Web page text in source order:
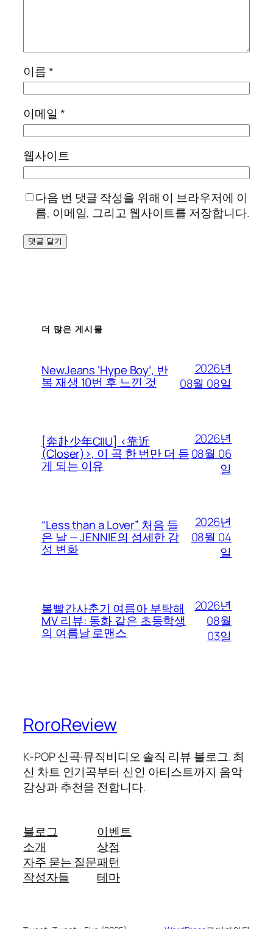
이름*
이메일 *
웹사이트
다음 번 댓글 작성을 위해 이 브라우저에 이
름, 이메일, 그리고 웹사이트를 저장합니다.
더 많은 게시물
NewJeans ‘Hype Boy’, 반
복 재생 10번 후 느낀 것
2026년
08월 08일
[奔赴少年CIIU] <靠近
(Closer)>, 이 곡 한 번만 더 듣
게 되는 이유
2026년
08월 06
일
“Less than a Lover” 처음 들
은 날 — JENNIE의 섬세한 감
성 변화
2026년
08월 04
일
볼빨간사춘기 여름아 부탁해
MV 리뷰: 동화 같은 초등학생
의 여름날 로맨스
2026년
08월
03일
RoroReview
K-POP 신곡·뮤직비디오 솔직 리뷰 블로그. 최
신 차트 인기곡부터 신인 아티스트까지 음악
감상과 추천을 전합니다.
블로그
소개
자주 묻는 질문
작성자들
이벤트
상점
패턴
테마